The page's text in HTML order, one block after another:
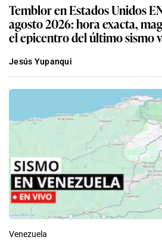
Temblor en Estados Unidos
agosto 2026: hora exacta,
el epicentro del último sismo
Jesús Yupanqui
Venezuela